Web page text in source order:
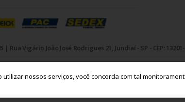
nossos serviços, você concorda com tal
Rua Vigário João José Rodrigues 21, Jundiaí - SP - CEP: 13201-
melhor empresa de e-commerce do Brasil.